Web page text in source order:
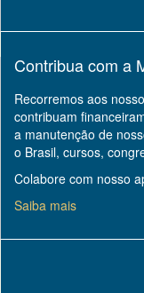
Contribua com a
Recorremos aos
contribuam
a manutenção de
o Brasil, cursos,
Colabore com nosso
Saiba mais